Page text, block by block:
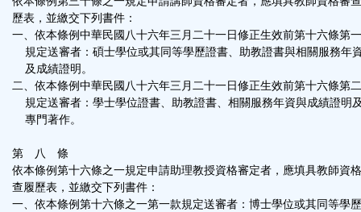
歷表，並繳交下列書件：
一、依本條例中華民國八十六年三月二十一日修正生效前第十六條第
規定送審者：碩士學位或其同等學歷證書、助教證書與相關服務年
及成績證明。
二、依本條例中華民國八十六年三月二十一日修正生效前第十六條第
規定送審者：學士學位證書、助教證書、相關服務年資與成績證明
專門著作。
第 八 條
依本條例第十六條之一規定申請助理教授資格審定者，應填具教師資
查履歷表，並繳交下列書件：
一、依本條例第十六條之一第一款規定送審者：博士學位或其同等學